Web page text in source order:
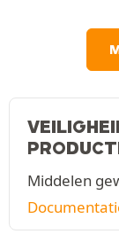
Middelen